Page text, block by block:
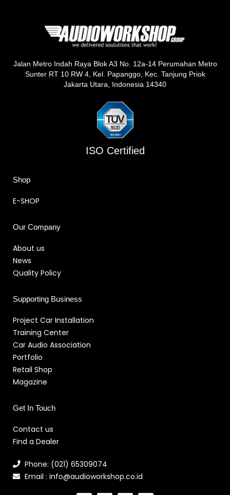
Jalan Metro Indah Raya Blok A3 No. 12a-14 Perumahan Metro
Sunter RT 10 RW 4, Kel. Papanggo, Kec. Tanjung Priok
Jakarta Utara, Indonesia 14340
ISO Certified
Shop
E-SHOP
Our Company
About us
News
Quality Policy
Supporting Business
Project Car Installation
Training Center
Car Audio Association
Portfolio
Retail Shop
Magazine
Get In Touch
Contact us
Find a Dealer
Phone: (021) 65309074
Email : info@audioworkshop.co.id